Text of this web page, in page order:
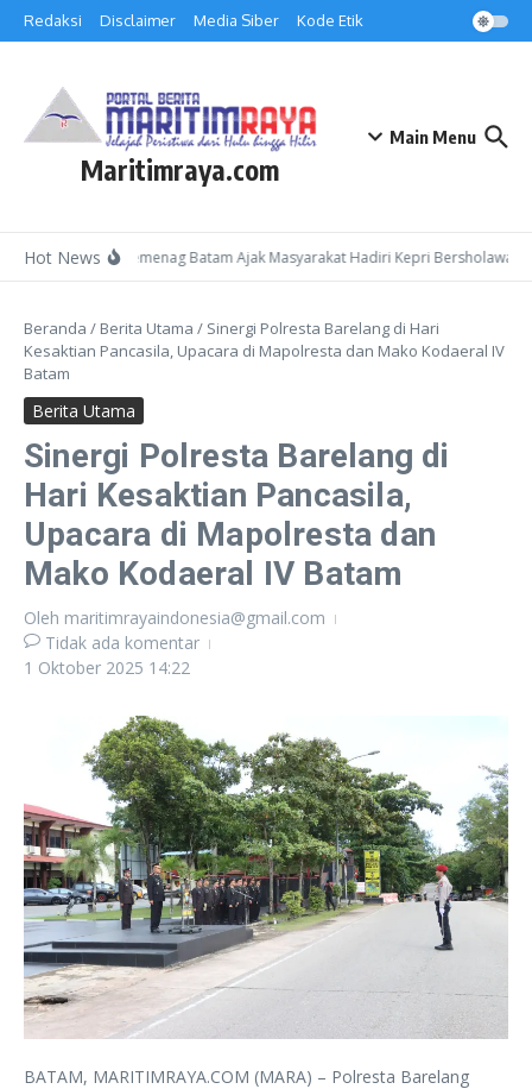
Lewati ke konten
Redaksi Disclaimer Media Siber Kode Etik
Maritimraya.com
Main Menu
Hot NewsKepala Kemenag Batam Ajak Masyarakat Hadiri Kepri Bersholawat 3
Beranda / Berita Utama / Sinergi Polresta Barelang di Hari
Kesaktian Pancasila, Upacara di Mapolresta dan Mako Kodaeral IV
Batam
Berita Utama
Sinergi Polresta Barelang di
Hari Kesaktian Pancasila,
Upacara di Mapolresta dan
Mako Kodaeral IV Batam
Oleh maritimrayaindonesia@gmail.com
Tidak ada komentar
1 Oktober 2025 14:22
BATAM, MARITIMRAYA.COM (MARA) – Polresta Barelang